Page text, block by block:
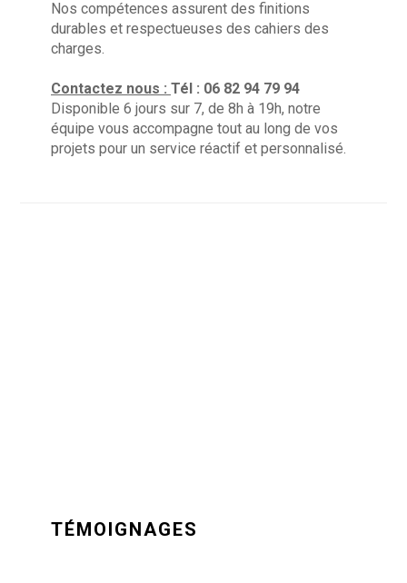
Nos compétences assurent des finitions
durables et respectueuses des cahiers des
charges.
Contactez nous : Tél : 06 82 94 79 94
Disponible 6 jours sur 7, de 8h à 19h, notre
équipe vous accompagne tout au long de vos
projets pour un service réactif et personnalisé.
TÉMOIGNAGES